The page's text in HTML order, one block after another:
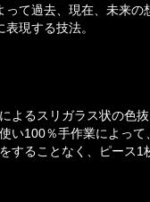
って過去、現在、未来
現する技法。
よるスリガラス状の色
い100％手作業によっ
することなく、ピース